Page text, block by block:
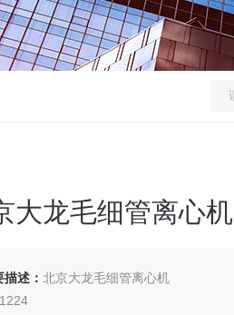
大龙毛细管离心机
描述： 北京大龙毛细管离心机